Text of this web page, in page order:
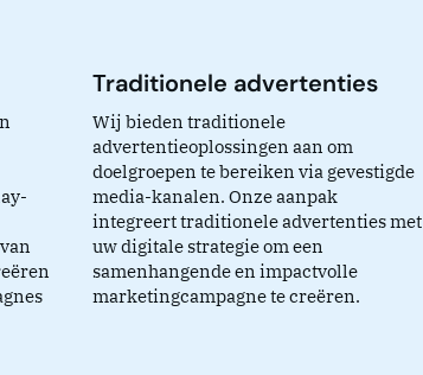
Traditionele advertenties
Wij bieden traditionele
advertentieoplossingen aan om
doelgroepen te bereiken via gevestigde
media-kanalen. Onze aanpak
integreert traditionele advertenties met
uw digitale strategie om een
samenhangende en impactvolle
marketingcampagne te creëren.